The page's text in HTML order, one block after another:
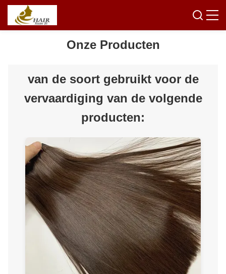
Onze Producten
van de soort gebruikt voor de
vervaardiging van de volgende
producten: